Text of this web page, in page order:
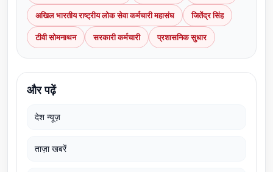
अखिल भारतीय राष्ट्रीय लोक सेवा कर्मचारी महासंघ
जितेंद्र सिंह
टीवी सोमनाथन
सरकारी कर्मचारी प्रशासनिक सुधार
और पढ़ें
देश न्यूज़
ताज़ा खबरें